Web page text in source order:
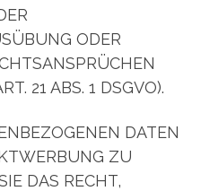
ODER
21 ABS. 1 DSGVO).
DATEN
ZU
DAS RECHT,